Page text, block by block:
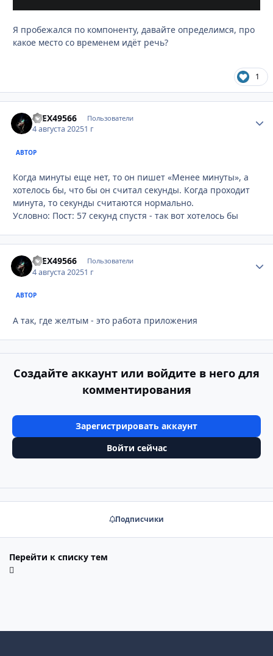
Я пробежался по компоненту, давайте определимся, про
какое место со временем идёт речь?
1
aLEX49566 Пользователи
4 августа 20251 г
АВТОР
Когда минуты еще нет, то он пишет «Менее минуты», а
хотелось бы, что бы он считал секунды. Когда проходит
минута, то секунды считаются нормально.
Условно: Пост: 57 секунд спустя - так вот хотелось бы
aLEX49566 Пользователи
4 августа 20251 г
АВТОР
А так, где желтым - это работа приложения
Создайте аккаунт или войдите в него для
комментирования
Зарегистрировать аккаунт
Войти сейчас
Подписчики
Перейти к списку тем